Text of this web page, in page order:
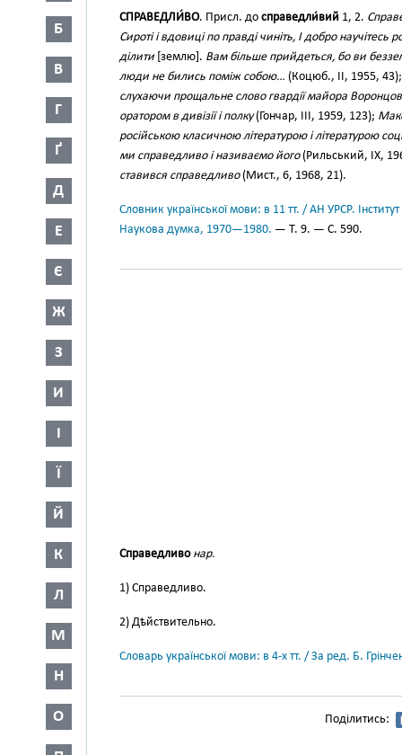
Б
В
Г
Ґ
Д
Е
Є
Ж
З
И
І
Ї
Й
К
Л
М
Н
О
СПРАВЕДЛИ́ВО. Присл. до справедли́вий 1, 2.
Сироті і вдовиці по правді чиніть, І добро научітесь
ділити [землю]. Вам більше прийдеться, бо ви
люди не бились поміж собою… (Коцюб., II, 1955,
слухаючи прощальне слово гвардії майора
оратором в дивізії і полку(Гончар, III, 1959, 123);
російською класичною літературою і літературою
ми справедливо і називаємо його(Рильський, IX,
ставився справедливо(Мист., 6, 1968, 21).
Словник української мови: в 11 тт. / АН УРСР.
Наукова думка, 1970—1980. — Т. 9. — С. 590.
Справедливо нар.
1) Справедливо.
2) Дѣйствительно.
Словарь української мови: в 4-х тт. / За ред. Б.
Поділитись: